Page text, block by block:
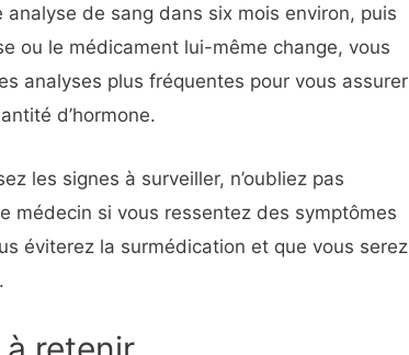
de sang dans six mois environ, puis
ou le médicament lui-même change, vous
analyses plus fréquentes pour vous assurer
d’hormone.
les signes à surveiller, n’oubliez pas
médecin si vous ressentez des symptômes
éviterez la surmédication et que vous serez